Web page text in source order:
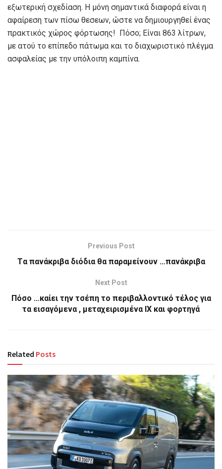
εξωτερική σχεδίαση. H μόνη σημαντικά διαφορά είναι η
αφαίρεση των πίσω θεσεων, ώστε να δημιουργηθεί ένας
πρακτικός χώρος φόρτωσης! Πόσο; Eίναι 863 λίτρων,
με ατού το επίπεδο πάτωμα και το διαχωριστικό πλέγμα
ασφαλείας με την υπόλοιπη καμπίνα.
Previous Post
Tα πανάκριβα διόδια θα παραμείνουν …πανάκριβα
Next Post
Πόσο …καίει την τσέπη το περιβαλλοντικό τέλος για
τα εισαγόμενα , μεταχειρισμένα ΙΧ και φορτηγά
Related Posts